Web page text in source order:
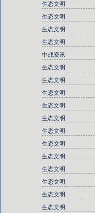
生态文明
生态文明
生态文明
生态文明
中战资讯
生态文明
生态文明
生态文明
生态文明
生态文明
生态文明
生态文明
生态文明
生态文明
生态文明
生态文明
生态文明